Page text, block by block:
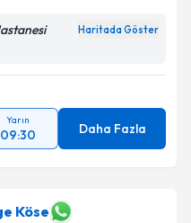
Haritada Göster
Yarın
09:30 Daha Fazla
Köse